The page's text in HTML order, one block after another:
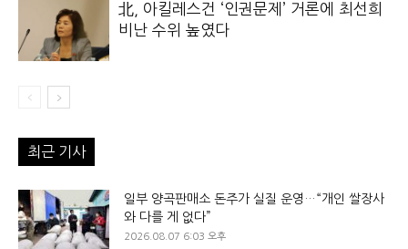
北, 아킬레스건 ‘인권문제’ 거론에 최선희
비난 수위 높였다
최근 기사
일부 양곡판매소 돈주가 실질 운영…“개인 쌀장사
와 다를 게 없다”
2026.08.07 6:03 오후